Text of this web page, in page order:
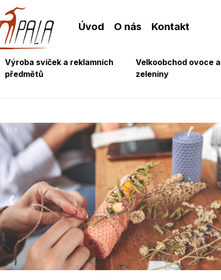
Úvod O nás Kontakt
Výroba svíček a reklamních
předmětů
Velkoobchod ovoce a
zeleniny
1 / 3
❮